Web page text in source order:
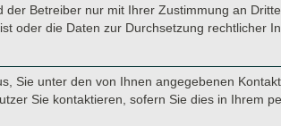
Betreiber nur mit Ihrer Zustimmung an
oder die Daten zur Durchsetzung rechtlicher
Sie unter den von Ihnen angegebenen
Sie kontaktieren, sofern Sie dies in Ihrem